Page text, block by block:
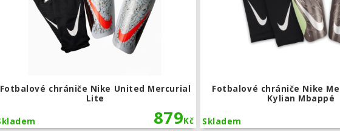
Fotbalové chrániče Nike United Mercurial
Lite
879Kč
Fotbalové chrániče Nike
Kylian Mbappé
Skladem